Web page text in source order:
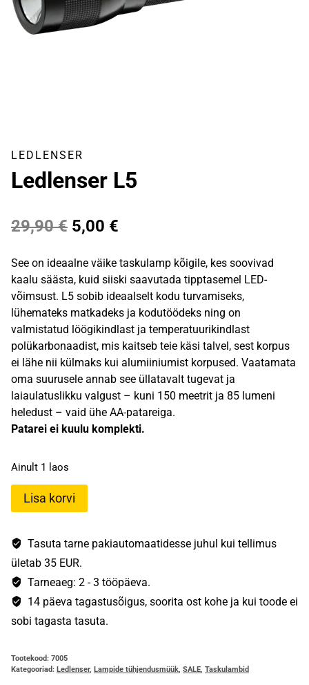
LEDLENSER
Ledlenser L5
29,90€ Algne
oli:
29,90 €.
5,00 €
on:
5,00 €.
See on ideaalne väike taskulamp kõigile, kes soovivad
kaalu säästa, kuid siiski saavutada tipptasemel LED-
võimsust. L5 sobib ideaalselt kodu turvamiseks,
lühemateks matkadeks ja kodutöödeks ning on
valmistatud löögikindlast ja temperatuurikindlast
polükarbonaadist, mis kaitseb teie käsi talvel, sest korpus
ei lähe nii külmaks kui alumiiniumist korpused. Vaatamata
oma suurusele annab see üllatavalt tugevat ja
laiaulatuslikku valgust – kuni 150 meetrit ja 85 lumeni
heledust – vaid ühe AA-patareiga.
Patarei ei kuulu komplekti.
Ainult 1 laos
Ledlenser
L5
Lisa korvi
Tasuta tarne pakiautomaatidesse juhul kui tellimus
ületab 35 EUR.
Tarneaeg: 2 - 3 tööpäeva.
14 päeva tagastusõigus, soorita ost kohe ja kui toode ei
sobi tagasta tasuta.
Tootekood: 7005
Kategooriad: Ledlenser, Lampide tühjendusmüük, SALE, Taskulambid